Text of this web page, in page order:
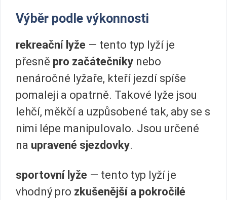
Výběr podle výkonnosti
rekreační lyže — tento typ lyží je
přesně pro začátečníky nebo
nenáročné lyžaře, kteří jezdí spíše
pomaleji a opatrně. Takové lyže jsou
lehčí, měkčí a uzpůsobené tak, aby se s
nimi lépe manipulovalo. Jsou určené
na upravené sjezdovky.
sportovní lyže — tento typ lyží je
vhodný pro zkušenější a pokročilé